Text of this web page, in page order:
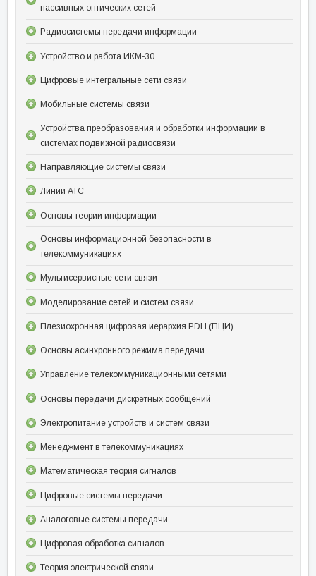
пассивных оптических сетей
Радиосистемы передачи информации
Устройство и работа ИКМ-30
Цифровые интегральные сети связи
Мобильные системы связи
Устройства преобразования и обработки информации в
системах подвижной радиосвязи
Направляющие системы связи
Линии АТС
Основы теории информации
Основы информационной безопасности в
телекоммуникациях
Мультисервисные сети связи
Моделирование сетей и систем связи
Плезиохронная цифровая иерархия PDH (ПЦИ)
Основы асинхронного режима передачи
Управление телекоммуникационными сетями
Основы передачи дискретных сообщений
Электропитание устройств и систем связи
Менеджмент в телекоммуникациях
Математическая теория сигналов
Цифровые системы передачи
Аналоговые системы передачи
Цифровая обработка сигналов
Теория электрической связи